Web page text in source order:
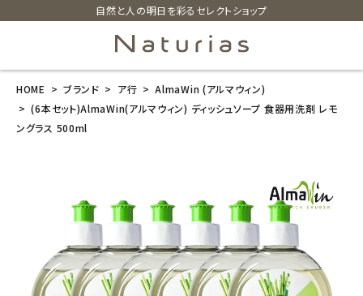
自然と人の明日を彩るセレクトショップ
search
(6本セット)Al
maWin(アルマ
HOME ブランド ア行
AlmaWin (アルマウィン)
(6本セット)AlmaWin(アルマウィン) ディッシュソープ 食器用洗剤 レモ
ングラス 500ml